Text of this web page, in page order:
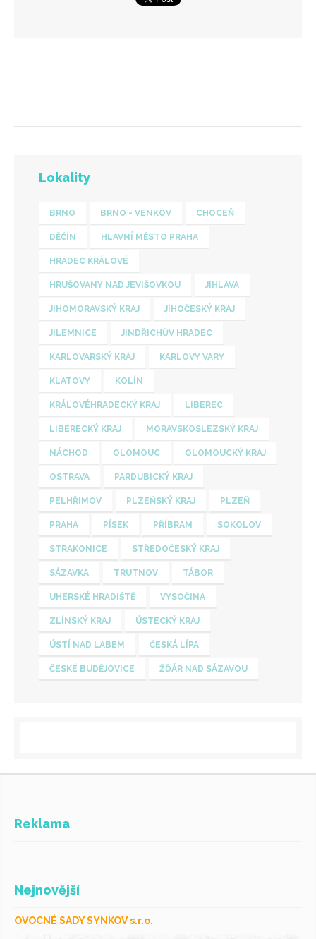
Lokality
BRNO BRNO - VENKOV CHOCEŇ
DĚČÍN HLAVNÍ MĚSTO PRAHA
HRADEC KRÁLOVÉ
HRUŠOVANY NAD JEVIŠOVKOU JIHLAVA
JIHOMORAVSKÝ KRAJ JIHOČESKÝ KRAJ
JILEMNICE JINDŘICHŮV HRADEC
KARLOVARSKÝ KRAJ KARLOVY VARY
KLATOVY KOLÍN
KRÁLOVÉHRADECKÝ KRAJ LIBEREC
LIBERECKÝ KRAJ MORAVSKOSLEZSKÝ KRAJ
NÁCHOD OLOMOUC OLOMOUCKÝ KRAJ
OSTRAVA PARDUBICKÝ KRAJ
PELHŘIMOV PLZEŇSKÝ KRAJ PLZEŇ
PRAHA PÍSEK PŘÍBRAM SOKOLOV
STRAKONICE STŘEDOČESKÝ KRAJ
SÁZAVKA TRUTNOV TÁBOR
UHERSKÉ HRADIŠTĚ VYSOČINA
ZLÍNSKÝ KRAJ ÚSTECKÝ KRAJ
ÚSTÍ NAD LABEM ČESKÁ LÍPA
ČESKÉ BUDĚJOVICE ŽĎÁR NAD SÁZAVOU
Reklama
Nejnovější
OVOCNÉ SADY SYNKOV s.r.o.